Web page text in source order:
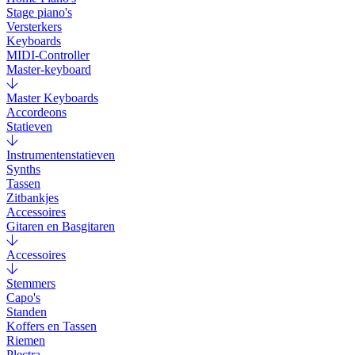
Stage piano's
Versterkers
Keyboards
MIDI-Controller
Master-keyboard
Master Keyboards
Accordeons
Statieven
Instrumentenstatieven
Synths
Tassen
Zitbankjes
Accessoires
Gitaren en Basgitaren
Accessoires
Stemmers
Capo's
Standen
Koffers en Tassen
Riemen